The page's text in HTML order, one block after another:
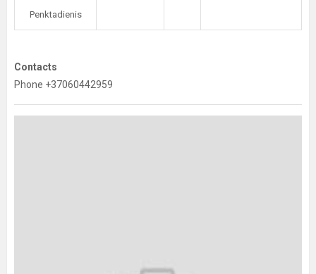
Penktadienis
Contacts
Phone +37060442959